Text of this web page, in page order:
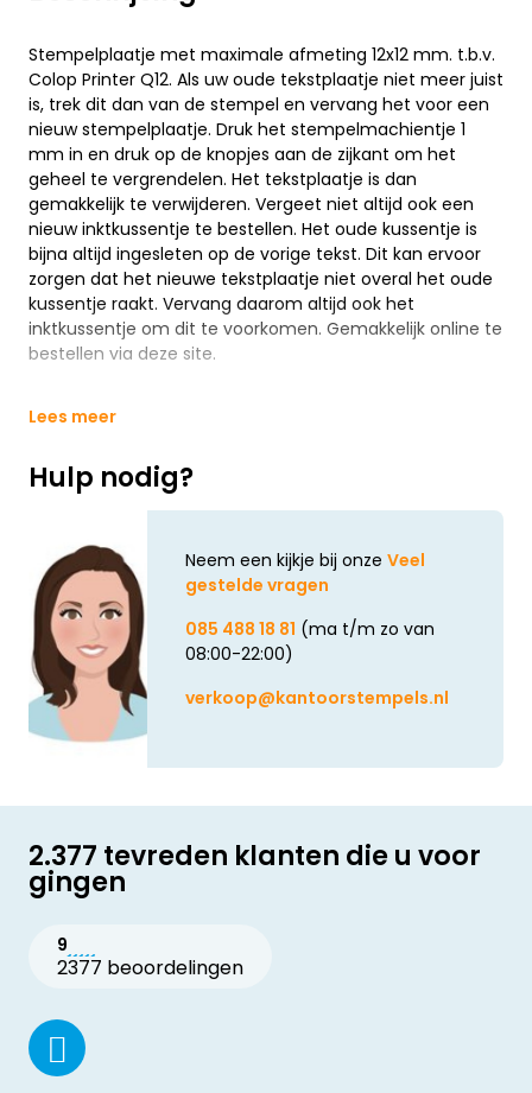
Stempelplaatje met maximale afmeting 12x12 mm. t.b.v.
Colop Printer Q12. Als uw oude tekstplaatje niet meer juist
is, trek dit dan van de stempel en vervang het voor een
nieuw stempelplaatje. Druk het stempelmachientje 1
mm in en druk op de knopjes aan de zijkant om het
geheel te vergrendelen. Het tekstplaatje is dan
gemakkelijk te verwijderen. Vergeet niet altijd ook een
nieuw inktkussentje te bestellen. Het oude kussentje is
bijna altijd ingesleten op de vorige tekst. Dit kan ervoor
zorgen dat het nieuwe tekstplaatje niet overal het oude
kussentje raakt. Vervang daarom altijd ook het
inktkussentje om dit te voorkomen. Gemakkelijk online te
bestellen via deze site.
Lees meer
Hulp nodig?
Neem een kijkje bij onze Veel
gestelde vragen
085 488 18 81 (ma t/m zo van
08:00-22:00)
verkoop@kantoorstempels.nl
2.377 tevreden klanten die u voor
gingen
9
2377 beoordelingen